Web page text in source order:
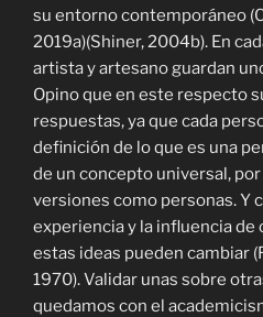
su entorno contemporáneo
2019a)(Shiner, 2004b). En
artista y artesano guardan
Opino que en este respecto
respuestas, ya que cada
definición de lo que es una
de un concepto universal,
versiones como personas. Y
experiencia y la influencia
estas ideas pueden cambiar
1970). Validar unas sobre
quedamos con el